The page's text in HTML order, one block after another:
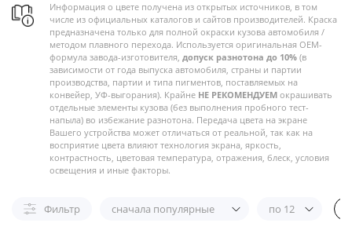
Информация о цвете получена из открытых источников, в том
числе из официальных каталогов и сайтов производителей. Краска
предназначена только для полной окраски кузова автомобиля /
методом плавного перехода. Используется оригинальная OEM-
формула завода-изготовителя, допуск разнотона до 10% (в
зависимости от года выпуска автомобиля, страны и партии
производства, партии и типа пигментов, поставляемых на
конвейер, УФ-выгорания). Крайне НЕ РЕКОМЕНДУЕМ окрашивать
отдельные элементы кузова (без выполнения пробного тест-
напыла) во избежание разнотона. Передача цвета на экране
Вашего устройства может отличаться от реальной, так как на
восприятие цвета влияют технология экрана, яркость,
контрастность, цветовая температура, отражения, блеск, условия
освещения и иные факторы.
Фильтр сначала популярные по 12